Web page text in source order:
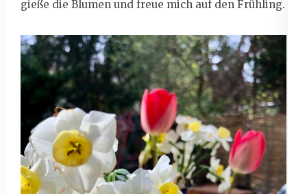
gieße die Blumen und freue mich auf den Frühling.